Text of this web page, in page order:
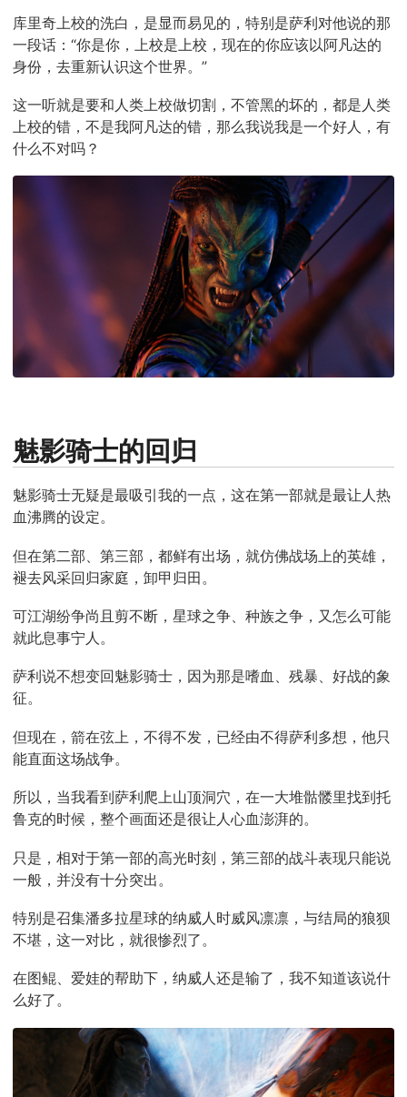
库里奇上校的洗白，是显而易见的，特别是萨利对他说的那
一段话：“你是你，上校是上校，现在的你应该以阿凡达的
身份，去重新认识这个世界。”
这一听就是要和人类上校做切割，不管黑的坏的，都是人类
上校的错，不是我阿凡达的错，那么我说我是一个好人，有
什么不对吗？
魅影骑士的回归
魅影骑士无疑是最吸引我的一点，这在第一部就是最让人热
血沸腾的设定。
但在第二部、第三部，都鲜有出场，就仿佛战场上的英雄，
褪去风采回归家庭，卸甲归田。
可江湖纷争尚且剪不断，星球之争、种族之争，又怎么可能
就此息事宁人。
萨利说不想变回魅影骑士，因为那是嗜血、残暴、好战的象
征。
但现在，箭在弦上，不得不发，已经由不得萨利多想，他只
能直面这场战争。
所以，当我看到萨利爬上山顶洞穴，在一大堆骷髅里找到托
鲁克的时候，整个画面还是很让人心血澎湃的。
只是，相对于第一部的高光时刻，第三部的战斗表现只能说
一般，并没有十分突出。
特别是召集潘多拉星球的纳威人时威风凛凛，与结局的狼狈
不堪，这一对比，就很惨烈了。
在图鲲、爱娃的帮助下，纳威人还是输了，我不知道该说什
么好了。